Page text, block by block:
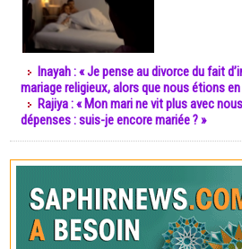
Inayah : « Je pense au divorce du fait
mariage religieux, alors que nous étions
Rajiya : « Mon mari ne vit plus avec
dépenses : suis-je encore mariée ? »